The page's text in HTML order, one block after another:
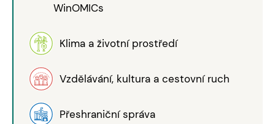
WinOMICs
Klima a životní prostředí
Vzdělávání, kultura a cestovní ruch
Přeshraniční správa